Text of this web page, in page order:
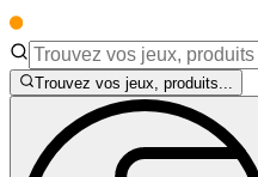
Trouvez vos jeux, produits...